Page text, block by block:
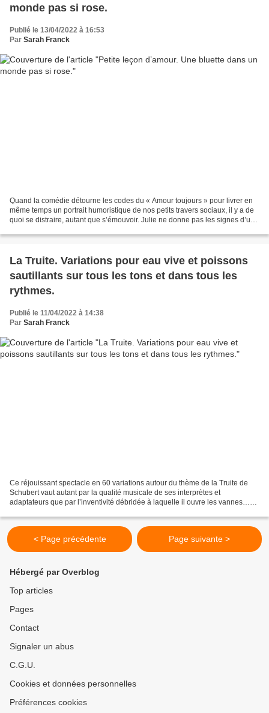
monde pas si rose.
Publié le 13/04/2022 à 16:53
Par Sarah Franck
Quand la comédie détourne les codes du « Amour toujours » pour livrer en
même temps un portrait humoristique de nos petits travers sociaux, il y a de
quoi se distraire, autant que s’émouvoir. Julie ne donne pas les signes d’un
La Truite. Variations pour eau vive et poissons
sautillants sur tous les tons et dans tous les
rythmes.
Publié le 11/04/2022 à 14:38
Par Sarah Franck
Ce réjouissant spectacle en 60 variations autour du thème de la Truite de
Schubert vaut autant par la qualité musicale de ses interprètes et
adaptateurs que par l’inventivité débridée à laquelle il ouvre les vannes…
< Page précédente Page suivante >
Hébergé par Overblog
Top articles
Pages
Contact
Signaler un abus
C.G.U.
Cookies et données personnelles
Préférences cookies